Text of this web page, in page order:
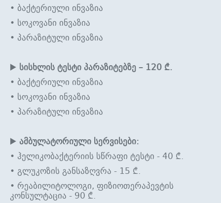
• ბაქტერიული ინვაზია
• სოკოვანი ინვაზია
• პარაზიტული ინვაზია
▶️ სისხლის ტესტი პარაზიტებზე – 120 ₾.
• ბაქტერიული ინვაზია
• სოკოვანი ინვაზია
• პარაზიტული ინვაზია
▶️ ამბულატორიული სერვისები:
• ჰელიკობაქტერიის სწრაფი ტესტი - 40 ₾.
• გლუკოზის განსაზღვრა - 15 ₾.
• რეაბილიტოლოგი, ფიზიოთერაპევტის
კონსულტაცია - 90 ₾.